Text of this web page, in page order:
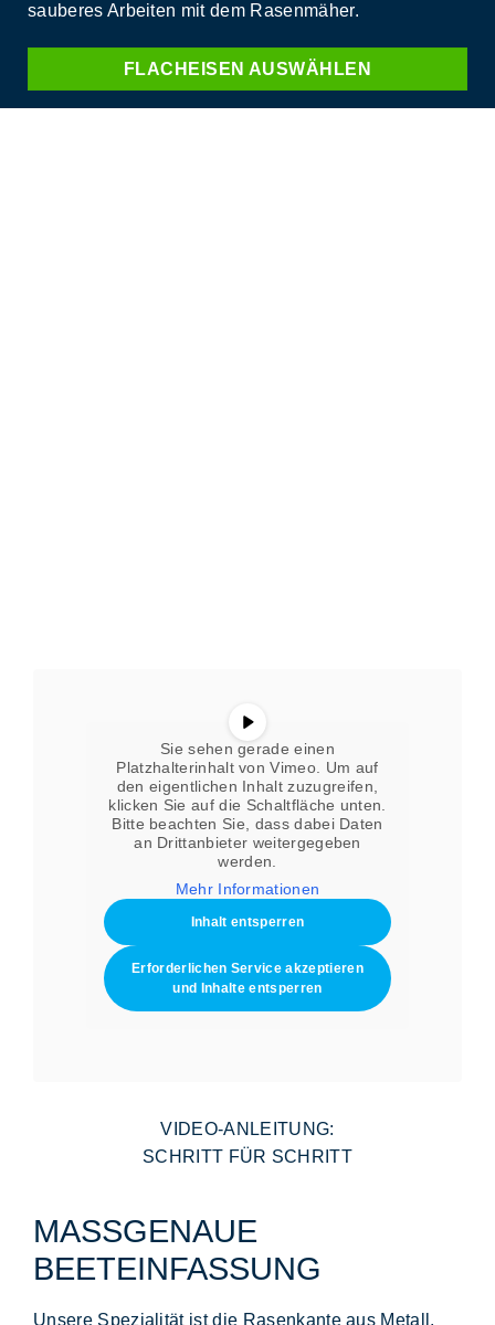
sauberes Arbeiten mit dem Rasenmäher.
FLACHEISEN AUSWÄHLEN
Sie sehen gerade einen
Platzhalterinhalt vonVimeo . Um auf
den eigentlichen Inhalt zuzugreifen,
klicken Sie auf die Schaltfläche unten.
Bitte beachten Sie, dass dabei Daten
an Drittanbieter weitergegeben
werden.
Mehr Informationen
Inhalt entsperren
Erforderlichen Service akzeptieren
und Inhalte entsperren
VIDEO-ANLEITUNG:
SCHRITT FÜR SCHRITT
MASSGENAUE B
EETEINFASSUNG
Unsere Spezialität ist die Rasenkante aus Metall .